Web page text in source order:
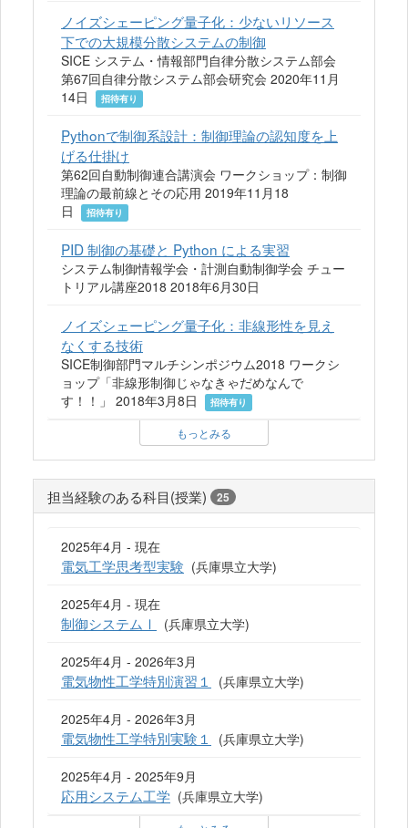
ノイズシェーピング量子化：少ないリソース
下での大規模分散システムの制御
SICE システム・情報部門自律分散システム部会
第67回自律分散システム部会研究会 2020年11月
14日
招待有り
Pythonで制御系設計：制御理論の認知度を上
げる仕掛け
第62回自動制御連合講演会 ワークショップ：制御
理論の最前線とその応用 2019年11月18
日
招待有り
PID 制御の基礎と Python による実習
システム制御情報学会・計測自動制御学会 チュー
トリアル講座2018 2018年6月30日
ノイズシェーピング量子化：非線形性を見え
なくする技術
SICE制御部門マルチシンポジウム2018 ワークシ
ョップ「非線形制御じゃなきゃだめなんで
す！！」 2018年3月8日
招待有り
もっとみる
担当経験のある科目(授業) 25
2025年4月 - 現在
電気工学思考型実験 (兵庫県立大学)
2025年4月 - 現在
制御システムⅠ (兵庫県立大学)
2025年4月 - 2026年3月
電気物性工学特別演習１ (兵庫県立大学)
2025年4月 - 2026年3月
電気物性工学特別実験１ (兵庫県立大学)
2025年4月 - 2025年9月
応用システム工学 (兵庫県立大学)